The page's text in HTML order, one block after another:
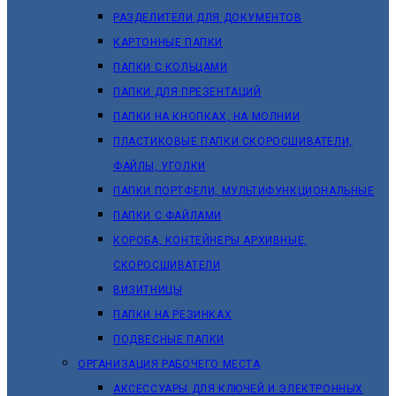
РАЗДЕЛИТЕЛИ ДЛЯ ДОКУМЕНТОВ
КАРТОННЫЕ ПАПКИ
ПАПКИ С КОЛЬЦАМИ
ПАПКИ ДЛЯ ПРЕЗЕНТАЦИЙ
ПАПКИ НА КНОПКАХ, НА МОЛНИИ
ПЛАСТИКОВЫЕ ПАПКИ СКОРОСШИВАТЕЛИ,
ФАЙЛЫ, УГОЛКИ
ПАПКИ ПОРТФЕЛИ, МУЛЬТИФУНКЦИОНАЛЬНЫЕ
ПАПКИ С ФАЙЛАМИ
КОРОБА, КОНТЕЙНЕРЫ АРХИВНЫЕ,
СКОРОСШИВАТЕЛИ
ВИЗИТНИЦЫ
ПАПКИ НА РЕЗИНКАХ
ПОДВЕСНЫЕ ПАПКИ
ОРГАНИЗАЦИЯ РАБОЧЕГО МЕСТА
АКСЕССУАРЫ ДЛЯ КЛЮЧЕЙ И ЭЛЕКТРОННЫХ